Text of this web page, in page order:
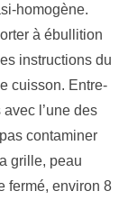
homogène.
à ébullition
instructions du
cuisson. Entre-
l’une des
contaminer
grille, peau
fermé, environ 8